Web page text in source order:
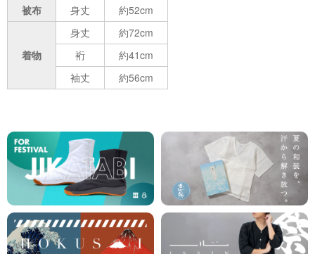
被布
身丈 約52cm
着物
身丈
約72cm
裄
約41cm
袖丈
約56cm